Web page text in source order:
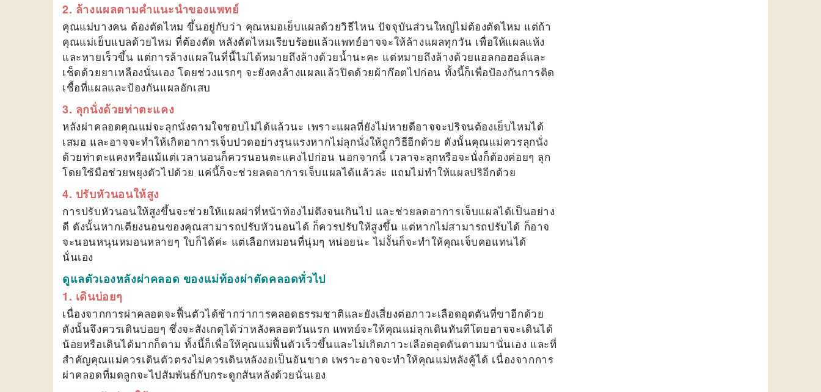
2. ล้างแผลตามคำแนะนำของแพทย์
คุณแม่บางคน ต้องตัดไหม ขึ้นอยู่กับว่า คุณหมอเย็บแผลด้วยวิธีไหน ปัจจุบันส่วนใหญ่ไม่ต้องตัดไหม แต่ถ้า
คุณแม่เย็บแบลด้วยไหม ที่ต้องตัด หลังตัดไหมเรียบร้อยแล้วแพทย์อาจจะให้ล้างแผลทุกวัน เพื่อให้แผลแห้ง
และหายเร็วขึ้น แต่การล้างแผลในที่นี้ไม่ได้หมายถึงล้างด้วยน้ำนะคะ แต่หมายถึงล้างด้วยแอลกอฮอล์และ
เช็ดด้วยยาเหลืองนั่นเอง โดยช่วงแรกๆ จะยังคงล้างแผลแล้วปิดด้วยผ้าก๊อตไปก่อน ทั้งนี้ก็เพื่อป้องกันการติด
เชื้อที่แผลและป้องกันแผลอักเสบ
3. ลุกนั่งด้วยท่าตะแคง
หลังผ่าคลอดคุณแม่จะลุกนั่งตามใจชอบไม่ได้แล้วนะ เพราะแผลที่ยังไม่หายดีอาจจะปริจนต้องเย็บไหมได้
เสมอ และอาจจะทำให้เกิดอาการเจ็บปวดอย่างรุนแรงหากไม่ลุกนั่งให้ถูกวิธีอีกด้วย ดังนั้นคุณแม่ควรลุกนั่ง
ด้วยท่าตะแคงหรือแม้แต่เวลานอนก็ควรนอนตะแคงไปก่อน นอกจากนี้ เวลาจะลุกหรือจะนั่งก็ต้องค่อยๆ ลุก
โดยใช้มือช่วยพยุงตัวไปด้วย แค่นี้ก็จะช่วยลดอาการเจ็บแผลได้แล้วล่ะ แถมไม่ทำให้แผลปริอีกด้วย
4. ปรับหัวนอนให้สูง
การปรับหัวนอนให้สูงขึ้นจะช่วยให้แผลผ่าที่หน้าท้องไม่ตึงจนเกินไป และช่วยลดอาการเจ็บแผลได้เป็นอย่าง
ดี ดังนั้นหากเตียงนอนของคุณสามารถปรับหัวนอนได้ ก็ควรปรับให้สูงขึ้น แต่หากไม่สามารถปรับได้ ก็อาจ
จะนอนหนุนหมอนหลายๆ ใบก็ได้ค่ะ แต่เลือกหมอนที่นุ่มๆ หน่อยนะ ไม่งั้นก็จะทำให้คุณเจ็บคอแทนได้
นั่นเอง
ดูแลตัวเองหลังผ่าคลอด ของแม่ท้องผ่าตัดคลอดทั่วไป
1. เดินบ่อยๆ
เนื่องจากการผ่าคลอดจะฟื้นตัวได้ช้ากว่าการคลอดธรรมชาติและยังเสี่ยงต่อภาวะเลือดอุดตันที่ขาอีกด้วย
ดังนั้นจึงควรเดินบ่อยๆ ซึ่งจะสังเกตุได้ว่าหลังคลอดวันแรก แพทย์จะให้คุณแม่ลุกเดินทันทีโดยอาจจะเดินได้
น้อยหรือเดินได้มากก็ตาม ทั้งนี้ก็เพื่อให้คุณแม่ฟื้นตัวเร็วขึ้นและไม่เกิดภาวะเลือดอุดตันตามมานั่นเอง และที่
สำคัญคุณแม่ควรเดินตัวตรงไม่ควรเดินหลังงอเป็นอันขาด เพราะอาจจะทำให้คุณแม่หลังคู้ได้ เนื่องจากการ
ผ่าคลอดที่มดลูกจะไปสัมพันธ์กับกระดูกสันหลังด้วยนั่นเอง